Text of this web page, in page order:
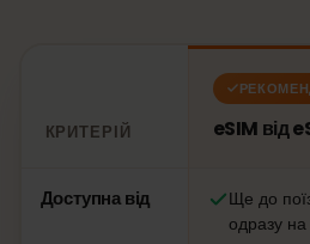
КРИТЕРІЙ eSIM від
Доступна від
Ще до
одразу